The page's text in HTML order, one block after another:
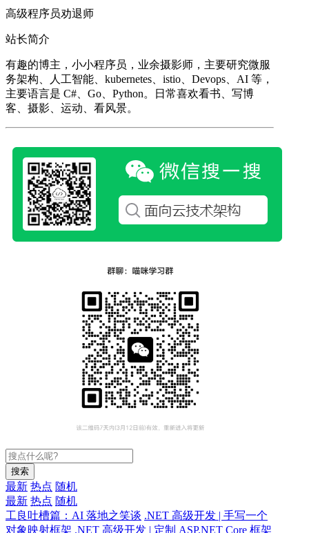
高级程序员劝退师
站长简介
有趣的博主，小小程序员，业余摄影师，主要研究微服
务架构、人工智能、kubernetes、istio、Devops、AI 等，
主要语言是 C#、Go、Python。日常喜欢看书、写博
客、摄影、运动、看风景。
搜索
最新 热点 随机
最新 热点 随机
工良吐槽篇：AI 落地之笑谈 .NET 高级开发 | 手写一个
对象映射框架 .NET 高级开发 | 定制 ASP.NET Core 框架